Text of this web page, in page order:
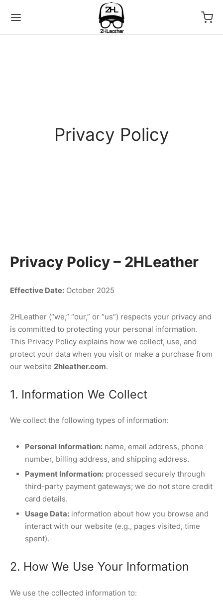
Privacy Policy
Privacy Policy – 2HLeather
Effective Date: October 2025
2HLeather (“we,” “our,” or “us”) respects your privacy and
is committed to protecting your personal information.
This Privacy Policy explains how we collect, use, and
protect your data when you visit or make a purchase from
our website 2hleather.com.
1. Information We Collect
We collect the following types of information:
Personal Information: name, email address, phone
number, billing address, and shipping address.
Payment Information: processed securely through
third-party payment gateways; we do not store credit
card details.
Usage Data: information about how you browse and
interact with our website (e.g., pages visited, time
spent).
2. How We Use Your Information
We use the collected information to: